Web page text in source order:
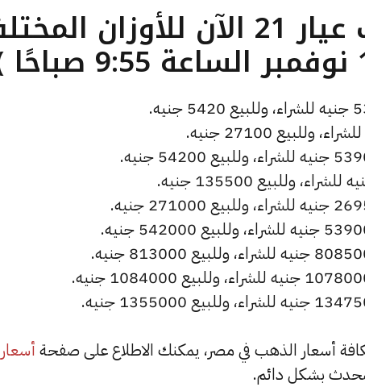
ما هو سعر الذهب عيار 21 الآن للأوزان
أسعار
بشكل دائم.